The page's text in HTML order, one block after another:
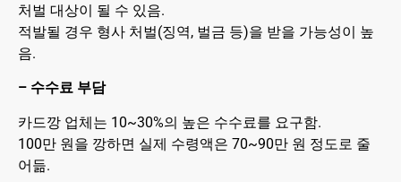
처벌 대상이 될 수 있음.
적발될 경우 형사 처벌(징역, 벌금 등)을 받을 가능성이 높
음.
– 수수료 부담
카드깡 업체는 10~30%의 높은 수수료를 요구함.
100만 원을 깡하면 실제 수령액은 70~90만 원 정도로 줄
어듦.